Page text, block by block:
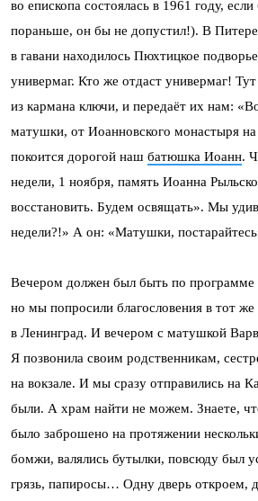
во епископа состоялась в 1961 году,
пораньше, он бы не допустил!). В
в гавани находилось Пюхтицкое
универмаг. Кто же отдаст универмаг!
из кармана ключи, и передаёт их нам:
матушки, от Иоанновского монастыря на
покоится дорогой наш батюшка Иоанн.
недели, 1 ноября, память Иоанна
восстановить. Будем освящать». Мы
недели?!» А он: «Матушки,
Вечером должен был быть по программе
но мы попросили благословения в тот же
в Ленинград. И вечером с матушкой
Я позвонила своим родственникам,
на вокзале. И мы сразу отправились на
были. А храм найти не можем. Знаете,
было заброшено на протяжении
бомжи, валялись бутылки, повсюду был
грязь, папиросы… Одну дверь откроем,